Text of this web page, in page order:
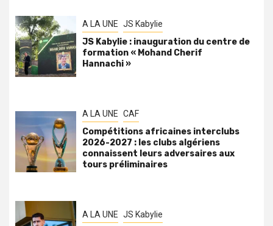
A LA UNE JS Kabylie
JS Kabylie : inauguration du centre de
formation « Mohand Cherif
Hannachi »
A LA UNE CAF
Compétitions africaines interclubs
2026-2027 : les clubs algériens
connaissent leurs adversaires aux
tours préliminaires
A LA UNE JS Kabylie